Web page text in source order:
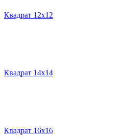
Квадрат 12х12
Квадрат 14х14
Квадрат 16х16